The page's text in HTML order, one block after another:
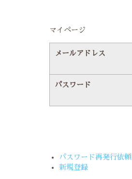
マイページ
メールアドレス
パスワード
パスワード再発行依頼
新規登録